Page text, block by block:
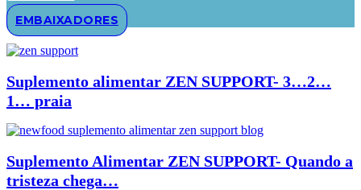
EMBAIXADORES
Suplemento alimentar ZEN SUPPORT- 3…2…
1… praia
Suplemento Alimentar ZEN SUPPORT- Quando a
tristeza chega…